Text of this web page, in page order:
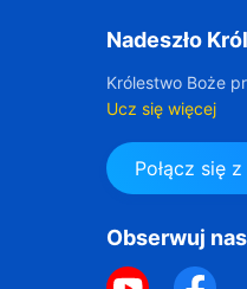
Nadeszło
Królestwo Boże
Ucz się więcej
Połącz się
Obserwuj nas